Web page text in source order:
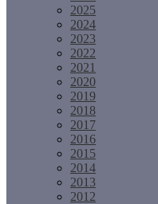
2025
2024
2023
2022
2021
2020
2019
2018
2017
2016
2015
2014
2013
2012